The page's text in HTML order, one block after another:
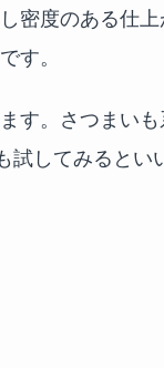
密度のある仕
す。
す。さつまいも
試してみるとい